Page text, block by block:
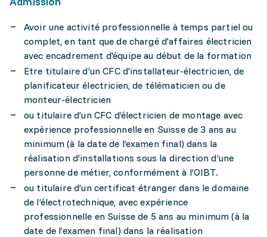
Avoir une activité professionnelle à temps partiel ou
complet, en tant que de chargé d'affaires électricien
avec encadrement d'équipe au début de la formation
Etre titulaire d’un CFC d'installateur-électricien, de
planificateur électricien, de télématicien ou de
monteur-électricien
ou titulaire d’un CFC d‘électricien de montage avec
expérience professionnelle en Suisse de 3 ans au
minimum (à la date de l’examen final) dans la
réalisation d’installations sous la direction d’une
personne de métier, conformément à l’OIBT.
ou titulaire d’un certificat étranger dans le domaine
de l’électrotechnique, avec expérience
professionnelle en Suisse de 5 ans au minimum (à la
date de l’examen final) dans la réalisation